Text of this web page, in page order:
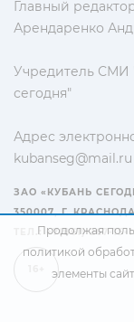
Главный
Арендаренко
Учредитель СМИ
сегодня"
Адрес
kubanseg@mail.ru
ЗАО «КУБАНЬ
350007, Г.
ТЕЛ.: +7(861) 267-15-
Продолжая
политикой
элементы